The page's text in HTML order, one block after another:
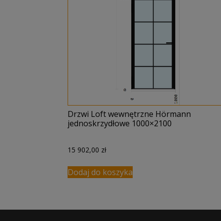
Drzwi Loft wewnętrzne Hörmann
jednoskrzydłowe 1000×2100
15 902,00 zł
Dodaj do koszyka